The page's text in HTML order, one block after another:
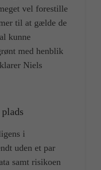
vel forestille
til at gælde de
kunne
med henblik
Niels
i
uden et par
samt risikoen